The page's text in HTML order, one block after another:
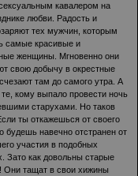
кавалером на
любви. Радость и
тех мужчин, которым
самые красивые и
женщины. Мгновенно они
свою добычу в окрестные
там до самого утра. А
кому выпало провести ночь
старухами. Но таков
ты откажешься от своего
будешь навечно отстранен от
участия в подобных
Зато как довольны старые
тащат в свои хижины